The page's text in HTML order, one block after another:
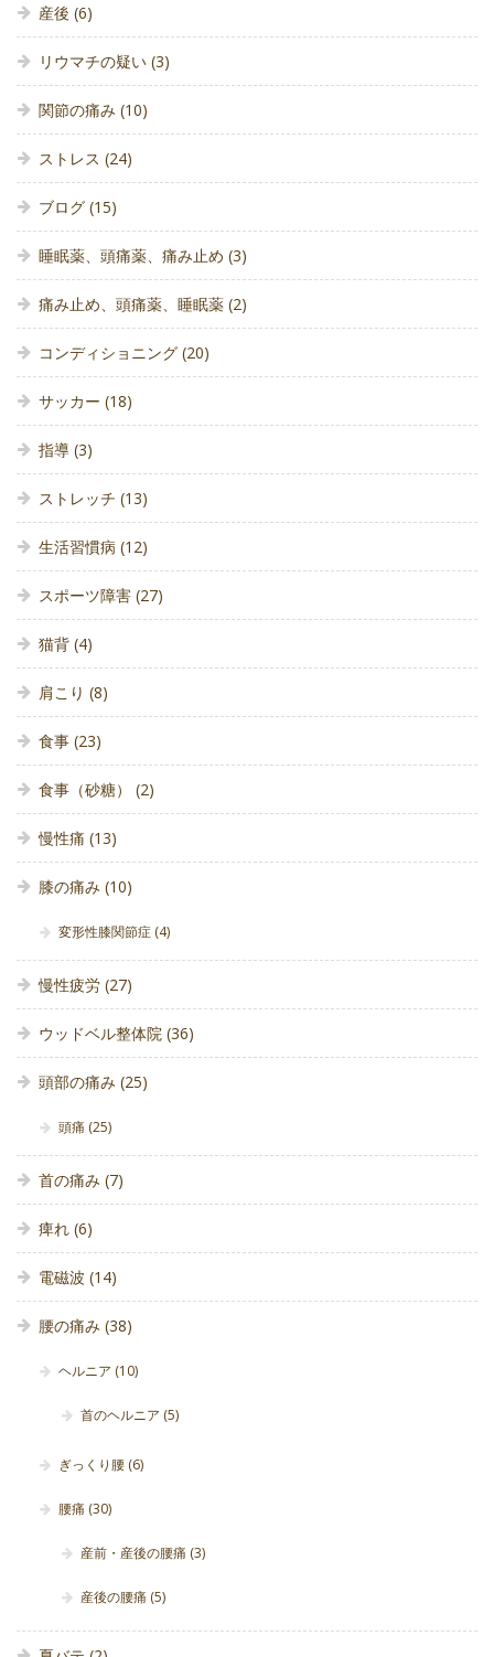
産後 (6)
リウマチの疑い (3)
関節の痛み (10)
ストレス (24)
ブログ (15)
睡眠薬、頭痛薬、痛み止め (3)
痛み止め、頭痛薬、睡眠薬 (2)
コンディショニング (20)
サッカー (18)
指導 (3)
ストレッチ (13)
生活習慣病 (12)
スポーツ障害 (27)
猫背 (4)
肩こり (8)
食事 (23)
食事（砂糖） (2)
慢性痛 (13)
膝の痛み (10)
変形性膝関節症 (4)
慢性疲労 (27)
ウッドベル整体院 (36)
頭部の痛み (25)
頭痛 (25)
首の痛み (7)
痺れ (6)
電磁波 (14)
腰の痛み (38)
ヘルニア (10)
首のヘルニア (5)
ぎっくり腰 (6)
腰痛 (30)
産前・産後の腰痛 (3)
産後の腰痛 (5)